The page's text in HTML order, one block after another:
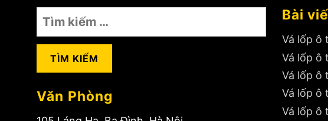
Tìm
cho:
Văn Phòng
Bài
Vá lốp ô
Vá lốp ô
Vá lốp ô
Vá lốp ô
Vá lốp ô